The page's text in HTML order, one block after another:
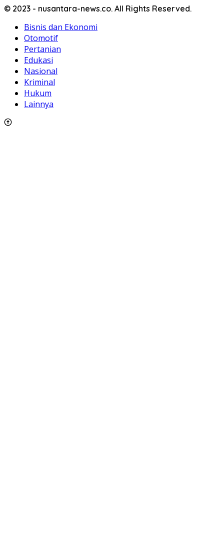
© 2023 - nusantara-news.co. All Rights Reserved.
Bisnis dan Ekonomi
Otomotif
Pertanian
Edukasi
Nasional
Kriminal
Hukum
Lainnya